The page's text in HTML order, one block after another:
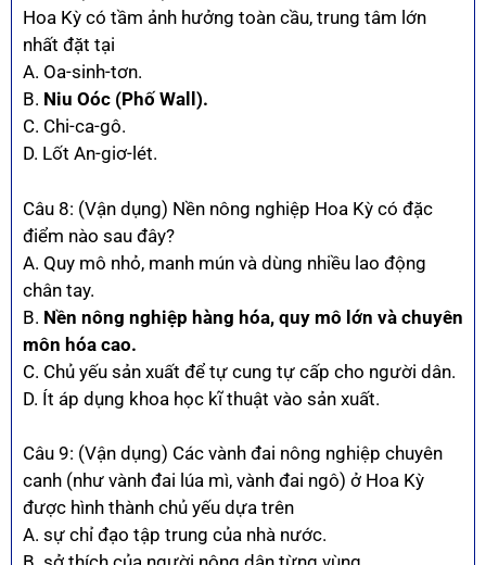
Hoa Kỳ có tầm ảnh hưởng toàn cầu, trung tâm lớn
nhất đặt tại
A. Oa-sinh-tơn.
B. Niu Oóc (Phố Wall).
C. Chi-ca-gô.
D. Lốt An-giơ-lét.
Câu 8: (Vận dụng) Nền nông nghiệp Hoa Kỳ có đặc
điểm nào sau đây?
A. Quy mô nhỏ, manh mún và dùng nhiều lao động
chân tay.
B. Nền nông nghiệp hàng hóa, quy mô lớn và chuyên
môn hóa cao.
C. Chủ yếu sản xuất để tự cung tự cấp cho người dân.
D. Ít áp dụng khoa học kĩ thuật vào sản xuất.
Câu 9: (Vận dụng) Các vành đai nông nghiệp chuyên
canh (như vành đai lúa mì, vành đai ngô) ở Hoa Kỳ
được hình thành chủ yếu dựa trên
A. sự chỉ đạo tập trung của nhà nước.